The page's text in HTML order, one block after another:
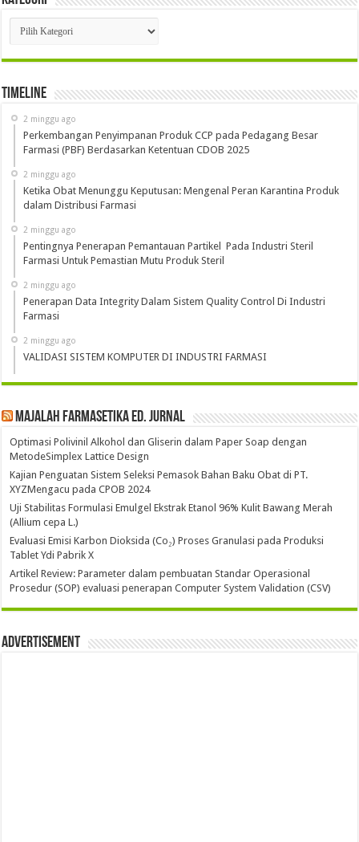
Kategori
Timeline
2 minggu ago
Perkembangan Penyimpanan Produk CCP pada Pedagang Besar
Farmasi (PBF) Berdasarkan Ketentuan CDOB 2025
2 minggu ago
Ketika Obat Menunggu Keputusan: Mengenal Peran Karantina Produk
dalam Distribusi Farmasi
2 minggu ago
Pentingnya Penerapan Pemantauan Partikel Pada Industri Steril
Farmasi Untuk Pemastian Mutu Produk Steril
2 minggu ago
Penerapan Data Integrity Dalam Sistem Quality Control Di Industri
Farmasi
2 minggu ago
VALIDASI SISTEM KOMPUTER DI INDUSTRI FARMASI
Majalah Farmasetika Ed. Jurnal
Optimasi Polivinil Alkohol dan Gliserin dalam Paper Soap dengan
MetodeSimplex Lattice Design
Kajian Penguatan Sistem Seleksi Pemasok Bahan Baku Obat di PT.
XYZMengacu pada CPOB 2024
Uji Stabilitas Formulasi Emulgel Ekstrak Etanol 96% Kulit Bawang Merah
(Allium cepa L.)
Evaluasi Emisi Karbon Dioksida (Co₂) Proses Granulasi pada Produksi
Tablet Ydi Pabrik X
Artikel Review: Parameter dalam pembuatan Standar Operasional
Prosedur (SOP) evaluasi penerapan Computer System Validation (CSV)
Advertisement